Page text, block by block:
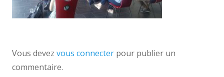
Vous devez vous connecter pour publier un
commentaire.